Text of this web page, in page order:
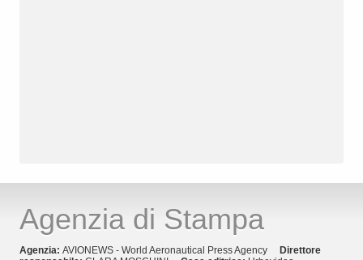
Agenzia di Stampa
Agenzia: AVIONEWS - World Aeronautical Press Agency
Direttore